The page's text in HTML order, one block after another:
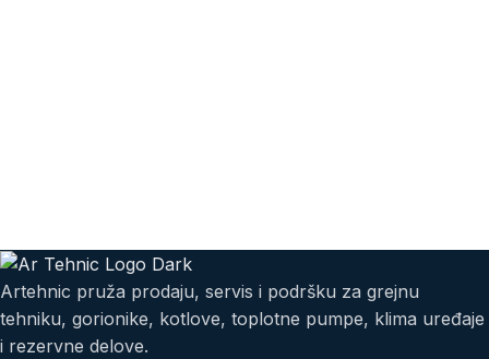
Artehnic pruža prodaju, servis i podršku za grejnu
tehniku, gorionike, kotlove, toplotne pumpe, klima uređaje
i rezervne delove.